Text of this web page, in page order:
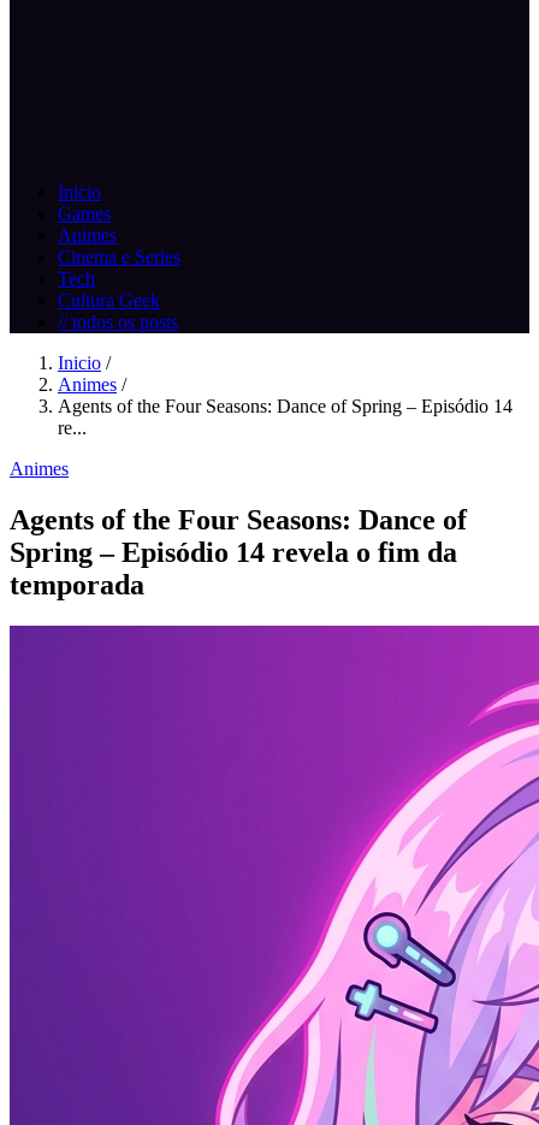
Inicio
Games
Animes
Cinema e Series
Tech
Cultura Geek
// todos os posts
Inicio /
Animes /
Agents of the Four Seasons: Dance of Spring – Episódio 14
re...
Animes
Agents of the Four Seasons: Dance of
Spring – Episódio 14 revela o fim da
temporada